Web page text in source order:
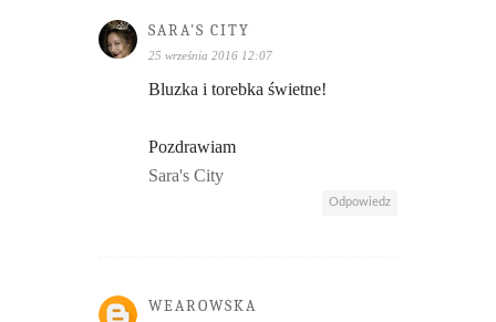
SARA'S CITY
25 września 2016 12:07
Bluzka i torebka świetne!
Pozdrawiam
Sara's City
Odpowiedz
WEAROWSKA